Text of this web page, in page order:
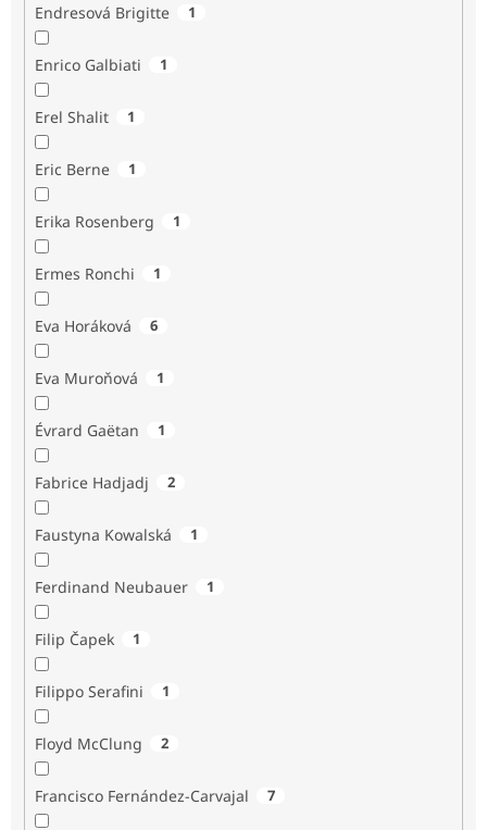
Endresová Brigitte 1
Enrico Galbiati 1
Erel Shalit 1
Eric Berne 1
Erika Rosenberg 1
Ermes Ronchi 1
Eva Horáková 6
Eva Muroňová 1
Évrard Gaëtan 1
Fabrice Hadjadj 2
Faustyna Kowalská 1
Ferdinand Neubauer 1
Filip Čapek 1
Filippo Serafini 1
Floyd McClung 2
Francisco Fernández-Carvajal 7